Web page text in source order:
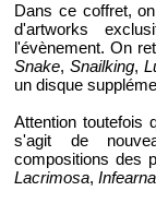
Dans ce coffret,
d'artworks
l'évènement. On
Snake,Snailking,
un disque
Attention toutefois
s'agit de
compositions des
Lacrimosa,